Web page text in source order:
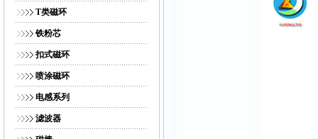
T类磁环
铁粉芯
扣式磁环
喷涂磁环
电感系列
滤波器